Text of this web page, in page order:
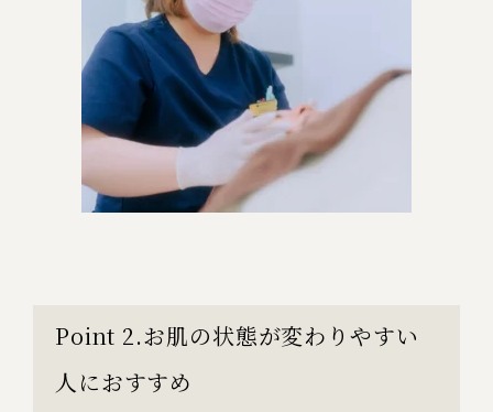
Point 2.お肌の状態が変わりやすい
人におすすめ